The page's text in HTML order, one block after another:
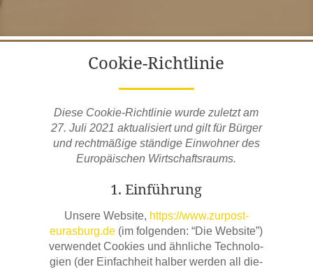
Coo­kie-Richt­li­nie
Die­se Coo­kie-Richt­li­nie wur­de zuletzt am
27. Juli 2021 aktua­li­siert und gilt für Bür­ger
und recht­mä­ßi­ge stän­di­ge Ein­woh­ner des
Euro­päi­schen Wirtschaftsraums.
1. Ein­füh­rung
Unse­re Web­site, https://www.zurpost-
eurasburg.de (im fol­gen­den: “Die Web­site”)
ver­wen­det Coo­kies und ähn­li­che Tech­no­lo­
gien (der Ein­fach­heit hal­ber wer­den all die­